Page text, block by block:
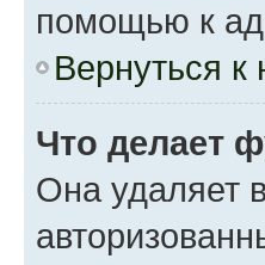
помощью к
Вернуться к
Что делает
Она удаляет